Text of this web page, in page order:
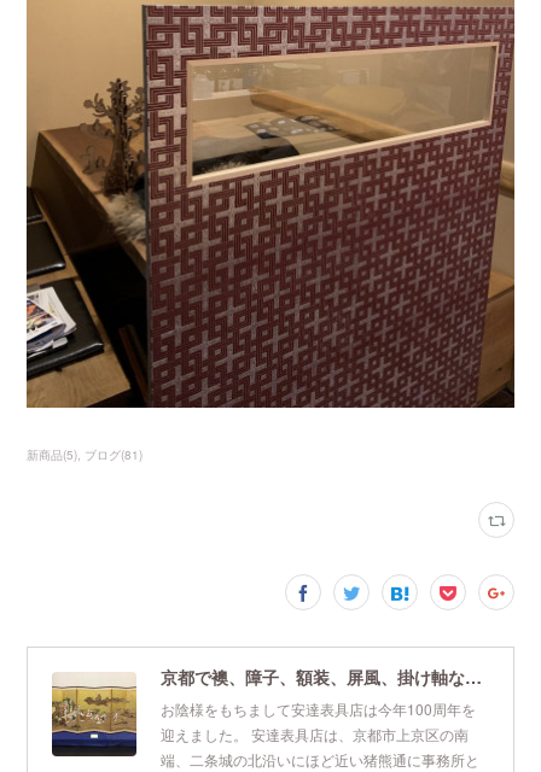
新商品(5) ブログ(81)
京都で襖、障子、額装、屏風、掛け軸なら安達表具店
お陰様をもちまして安達表具店は今年100周年を
迎えました。 安達表具店は、京都市上京区の南
端、二条城の北沿いにほど近い猪熊通に事務所と